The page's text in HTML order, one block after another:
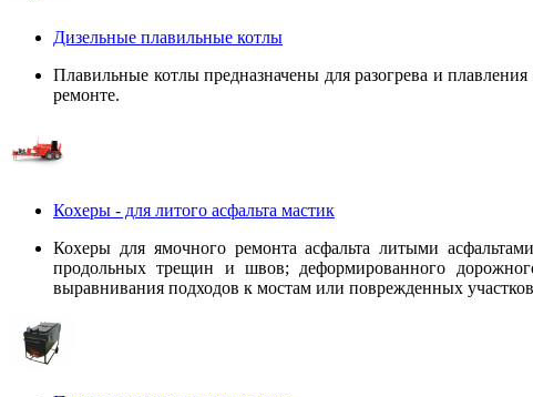
Дизельные плавильные котлы
Плавильные котлы предназначены для разогрева и
ремонте.
Кохеры - для литого асфальта мастик
Кохеры для ямочного ремонта асфальта литыми
продольных трещин и швов; деформированного
выравнивания подходов к мостам или поврежденных